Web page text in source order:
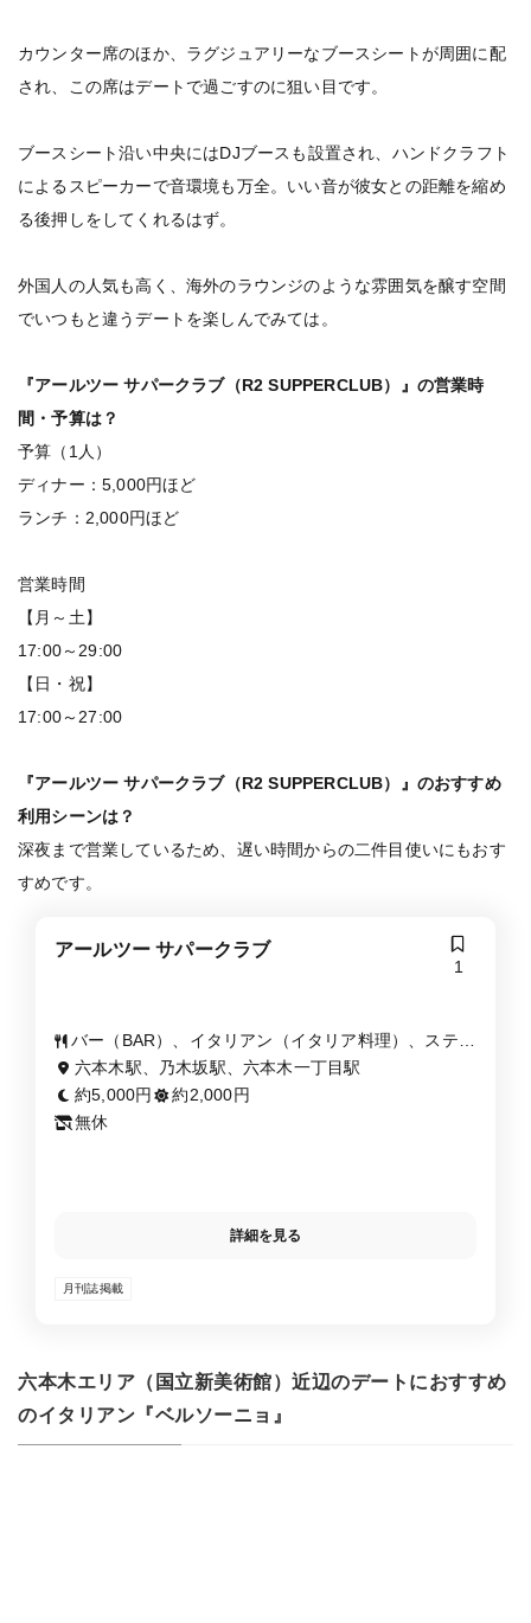
カウンター席のほか、ラグジュアリーなブースシートが周囲に配
され、この席はデートで過ごすのに狙い目です。
ブースシート沿い中央にはDJブースも設置され、ハンドクラフト
によるスピーカーで音環境も万全。いい音が彼女との距離を縮め
る後押しをしてくれるはず。
外国人の人気も高く、海外のラウンジのような雰囲気を醸す空間
でいつもと違うデートを楽しんでみては。
『アールツー サパークラブ（R2 SUPPERCLUB）』の営業時
間・予算は？
予算（1人）
ディナー：5,000円ほど
ランチ：2,000円ほど
営業時間
【月～土】
17:00～29:00
【日・祝】
17:00～27:00
『アールツー サパークラブ（R2 SUPPERCLUB）』のおすすめ
利用シーンは？
深夜まで営業しているため、遅い時間からの二件目使いにもおす
すめです。
アールツー サパークラブ
1
バー（BAR）、イタリアン（イタリア料理）、ステー
キ・鉄板焼き
六本木駅、乃木坂駅、六本木一丁目駅
約5,000円
約2,000円
無休
詳細を見る
月刊誌掲載
六本木エリア（国立新美術館）近辺のデートにおすすめ
のイタリアン『ベルソーニョ』